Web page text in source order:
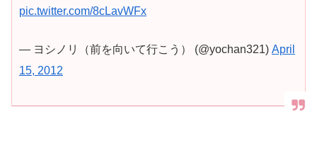
pic.twitter.com/8cLavWFx
— ヨシノリ（前を向いて行こう） (@yochan321) April
15, 2012